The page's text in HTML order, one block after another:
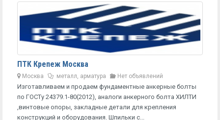
ПТК Крепеж Москва
Москва металл, арматура Нет объявлений
Изготавливаем и продаем фундаментные анкерные болты
по ГОСТу 24379.1-80(2012), аналоги анкерного болта ХИЛТИ
,винтовые опоры, закладные детали для крепления
конструкций и оборудования. Шпильки с...